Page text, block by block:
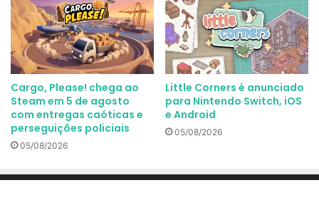
Cargo, Please! chega ao
Steam em 5 de agosto
com entregas caóticas e
perseguições policiais
05/08/2026
Little Corners é anunciado
para Nintendo Switch, iOS
e Android
05/08/2026